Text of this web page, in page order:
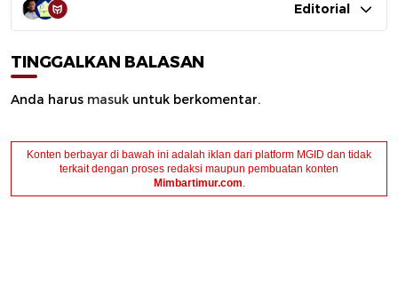
Editorial
TINGGALKAN BALASAN
Anda harus masuk untuk berkomentar.
Konten berbayar di bawah ini adalah iklan dari platform MGID dan tidak
terkait dengan proses redaksi maupun pembuatan konten
Mimbartimur.com.